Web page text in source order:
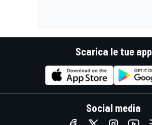
Scarica le tue app
Social media